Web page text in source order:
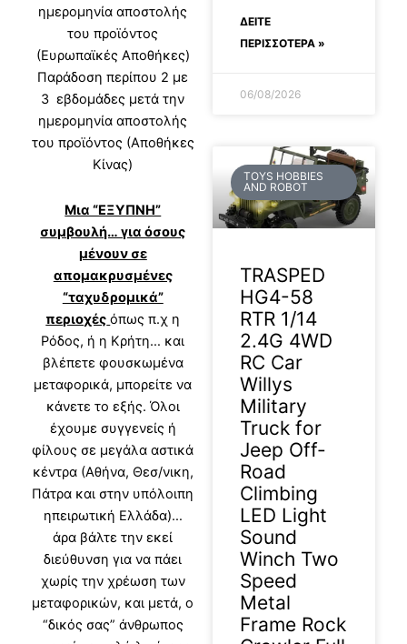
ημερομηνία αποστολής
του προϊόντος
(Ευρωπαϊκές Αποθήκες)
Παράδοση περίπου 2 με
3 εβδομάδες μετά την
ημερομηνία αποστολής
του προϊόντος (Αποθήκες
Κίνας)
Μια “ΕΞΥΠΝΗ”
συμβουλή… για όσους
μένουν σε
απομακρυσμένες
“ταχυδρομικά”
περιοχές όπως π.χ η
Ρόδος, ή η Κρήτη… και
βλέπετε φουσκωμένα
μεταφορικά, μπορείτε να
κάνετε το εξής. Όλοι
έχουμε συγγενείς ή
φίλους σε μεγάλα αστικά
κέντρα (Αθήνα, Θεσ/νικη,
Πάτρα και στην υπόλοιπη
ηπειρωτική Ελλάδα)…
άρα βάλτε την εκεί
διεύθυνση για να πάει
χωρίς την χρέωση των
μεταφορικών, και μετά, ο
“δικός σας” άνθρωπος
ΔΕΊΤΕ
ΠΕΡΙΣΣΟΤΕΡΑ »
06/08/2026
TOYS HOBBIES
AND ROBOT
TRASPED
HG4-58
RTR 1/14
2.4G 4WD
RC Car
Willys
Military
Truck for
Jeep Off-
Road
Climbing
LED Light
Sound
Winch Two
Speed
Metal
Frame Rock